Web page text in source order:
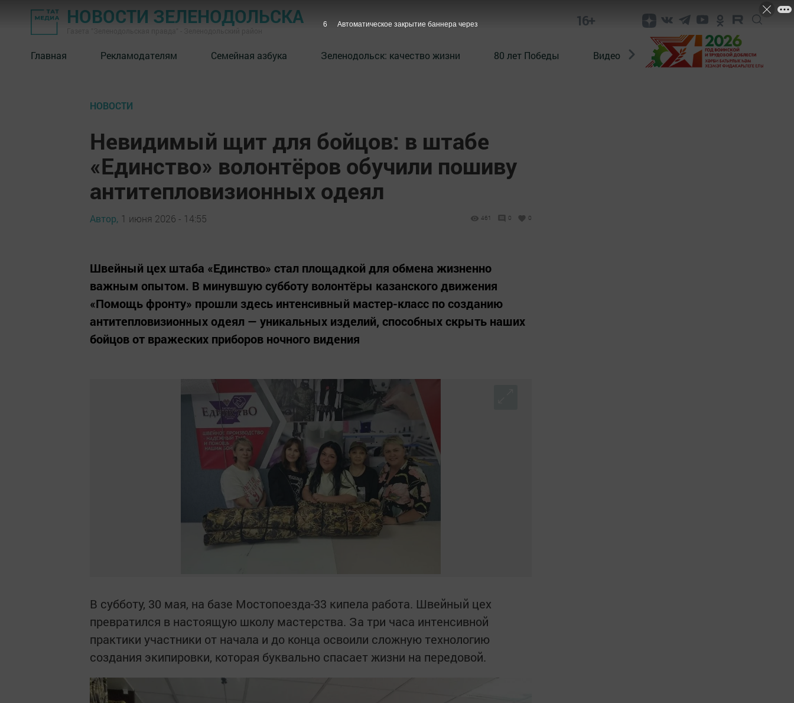
НОВОСТИ ЗЕЛЕНОДОЛЬСКА 16+
Главная Рекламодателям Семейная азбука ⁠Зеленодольск: качество жизни 80 лет Победы Видео Конкурсы ЭтноДети
НОВОСТИ
Невидимый щит для бойцов: в штабе
«Единство» волонтёров обучили пошиву
антитепловизионных одеял
Автор, 1 июня 2026 - 14:55 461 0 0
Швейный цех штаба «Единство» стал площадкой для обмена жизненно
важным опытом. В минувшую субботу волонтёры казанского движения
«Помощь фронту» прошли здесь интенсивный мастер-класс по созданию
антитепловизионных одеял — уникальных изделий, способных скрыть наших
бойцов от вражеских приборов ночного видения
В субботу, 30 мая, на базе Мостопоезда-33 кипела работа. Швейный цех
превратился в настоящую школу мастерства. За три часа интенсивной
практики участники от начала и до конца освоили сложную технологию
создания экипировки, которая буквально спасает жизни на передовой.
5 Автоматическое закрытие баннера через